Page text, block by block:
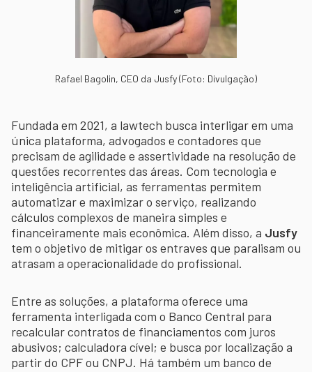
Rafael Bagolin, CEO da Jusfy (Foto: Divulgação)
Fundada em 2021, a lawtech busca interligar em uma
única plataforma, advogados e contadores que
precisam de agilidade e assertividade na resolução de
questões recorrentes das áreas. Com tecnologia e
inteligência artificial, as ferramentas permitem
automatizar e maximizar o serviço, realizando
cálculos complexos de maneira simples e
financeiramente mais econômica. Além disso, a Jusfy
tem o objetivo de mitigar os entraves que paralisam ou
atrasam a operacionalidade do profissional.
Entre as soluções, a plataforma oferece uma
ferramenta interligada com o Banco Central para
recalcular contratos de financiamentos com juros
abusivos; calculadora cível; e busca por localização a
partir do CPF ou CNPJ. Há também um banco de